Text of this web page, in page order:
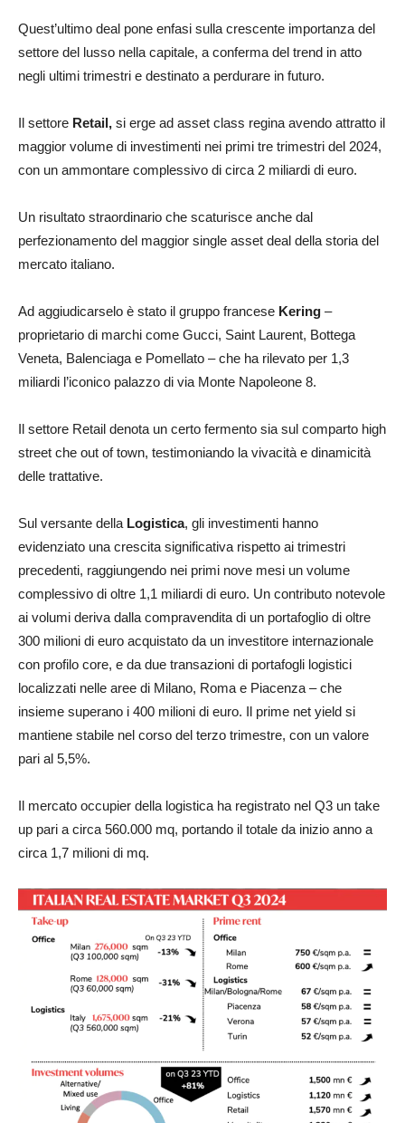
Quest’ultimo deal pone enfasi sulla crescente importanza del
settore del lusso nella capitale, a conferma del trend in atto
negli ultimi trimestri e destinato a perdurare in futuro.
Il settore Retail, si erge ad asset class regina avendo attratto il
maggior volume di investimenti nei primi tre trimestri del 2024,
con un ammontare complessivo di circa 2 miliardi di euro.
Un risultato straordinario che scaturisce anche dal
perfezionamento del maggior single asset deal della storia del
mercato italiano.
Ad aggiudicarselo è stato il gruppo francese Kering –
proprietario di marchi come Gucci, Saint Laurent, Bottega
Veneta, Balenciaga e Pomellato – che ha rilevato per 1,3
miliardi l’iconico palazzo di via Monte Napoleone 8.
Il settore Retail denota un certo fermento sia sul comparto high
street che out of town, testimoniando la vivacità e dinamicità
delle trattative.
Sul versante della Logistica, gli investimenti hanno
evidenziato una crescita significativa rispetto ai trimestri
precedenti, raggiungendo nei primi nove mesi un volume
complessivo di oltre 1,1 miliardi di euro. Un contributo notevole
ai volumi deriva dalla compravendita di un portafoglio di oltre
300 milioni di euro acquistato da un investitore internazionale
con profilo core, e da due transazioni di portafogli logistici
localizzati nelle aree di Milano, Roma e Piacenza – che
insieme superano i 400 milioni di euro. Il prime net yield si
mantiene stabile nel corso del terzo trimestre, con un valore
pari al 5,5%.
Il mercato occupier della logistica ha registrato nel Q3 un take
up pari a circa 560.000 mq, portando il totale da inizio anno a
circa 1,7 milioni di mq.